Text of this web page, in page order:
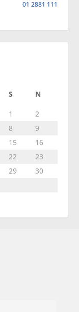
01 2881 111
S N
1
2
8
9
15
16
22
23
29
30